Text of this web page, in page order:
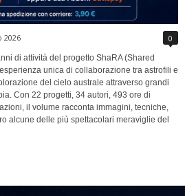
2026 0
di attività del progetto ShaRA (Shared
unica di collaborazione tra astrofili e
del cielo australe attraverso grandi
Con 22 progetti, 34 autori, 493 ore di
il volume racconta immagini, tecniche,
alcune delle più spettacolari meraviglie del